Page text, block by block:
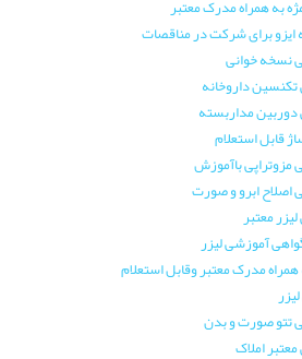
به همراه مدرک معتبر
ایزو برای شرکت در مناقصات
نسخه خوانی
داروخانه
مداربسته
قابل استعلام
مزوتراپی باآموزش
اصلاح ابرو و صورت
معتبر
آموزشی لیزر
مدرک معتبر وقابل استعلام
تتو صورت و بدن
املاک